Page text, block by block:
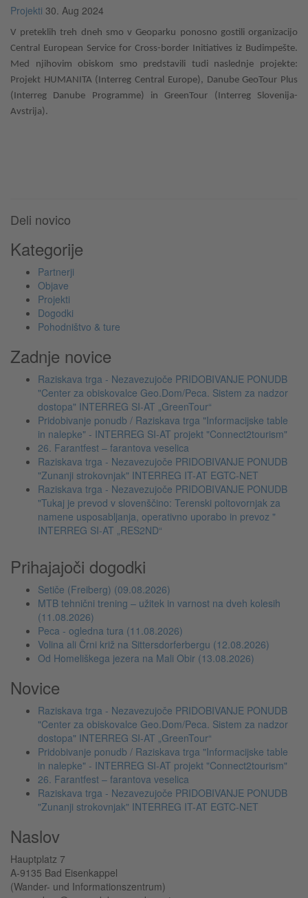
Projekti 30. Aug 2024
V preteklih treh dneh smo v Geoparku ponosno gostili organizacijo
Central European Service for Cross-border Initiatives iz Budimpešte.
Med njihovim obiskom smo predstavili tudi naslednje projekte:
Projekt HUMANITA (Interreg Central Europe), Danube GeoTour Plus
(Interreg Danube Programme) in GreenTour (Interreg Slovenija-
Avstrija).
Deli novico
Kategorije
Partnerji
Objave
Projekti
Dogodki
Pohodništvo & ture
Zadnje novice
Raziskava trga - Nezavezujoče PRIDOBIVANJE PONUDB
"Center za obiskovalce Geo.Dom/Peca. Sistem za nadzor
dostopa" INTERREG SI-AT „GreenTour“
Pridobivanje ponudb / Raziskava trga "Informacijske table
in nalepke" - INTERREG SI-AT projekt "Connect2tourism"
26. Farantfest – farantova veselica
Raziskava trga - Nezavezujoče PRIDOBIVANJE PONUDB
"Zunanji strokovnjak" INTERREG IT-AT EGTC-NET
Raziskava trga - Nezavezujoče PRIDOBIVANJE PONUDB
"Tukaj je prevod v slovenščino: Terenski poltovornjak za
namene usposabljanja, operativno uporabo in prevoz "
INTERREG SI-AT „RES2ND“
Prihajajoči dogodki
Setiče (Freiberg) (09.08.2026)
MTB tehnični trening – užitek in varnost na dveh kolesih
(11.08.2026)
Peca - ogledna tura (11.08.2026)
Volina ali Črni križ na Sittersdorferbergu (12.08.2026)
Od Homeliškega jezera na Mali Obir (13.08.2026)
Novice
Raziskava trga - Nezavezujoče PRIDOBIVANJE PONUDB
"Center za obiskovalce Geo.Dom/Peca. Sistem za nadzor
dostopa" INTERREG SI-AT „GreenTour“
Pridobivanje ponudb / Raziskava trga "Informacijske table
in nalepke" - INTERREG SI-AT projekt "Connect2tourism"
26. Farantfest – farantova veselica
Raziskava trga - Nezavezujoče PRIDOBIVANJE PONUDB
"Zunanji strokovnjak" INTERREG IT-AT EGTC-NET
Naslov
Hauptplatz 7
A-9135 Bad Eisenkappel
(Wander- und Informationszentrum)